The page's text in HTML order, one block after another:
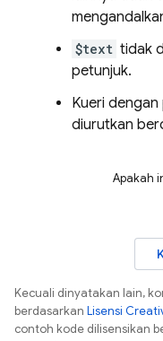
$text tidak
petunjuk.
Kueri
diurutkan
Apakah
Kecuali dinyatakan lain,
berdasarkan Lisensi
contoh kode dilisensikan